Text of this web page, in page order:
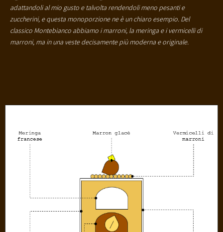
adattandoli al mio gusto e talvolta rendendoli meno pesanti e
zuccherini, e questa monoporzione ne è un chiaro esempio. Del
classico Montebianco abbiamo i marroni, la meringa e i vermicelli di
marroni, ma in una veste decisamente più moderna e originale.